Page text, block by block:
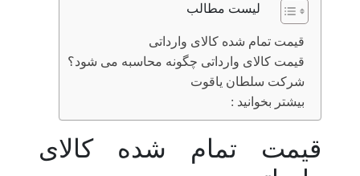
لیست مطالب
قیمت تمام شده کالای وارداتی
قیمت کالای وارداتی چگونه محاسبه می شود؟
شرکت سلطان یاقوت
بیشتر بخوانید :
قیمت تمام شده کالای